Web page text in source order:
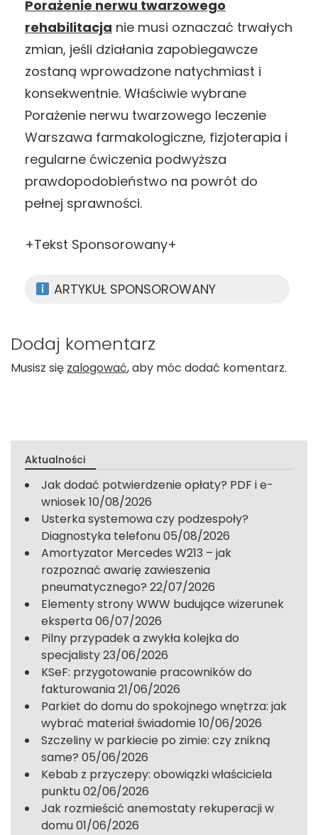
Porażenie nerwu twarzowego
rehabilitacja nie musi oznaczać trwałych
zmian, jeśli działania zapobiegawcze
zostaną wprowadzone natychmiast i
konsekwentnie. Właściwie wybrane
Porażenie nerwu twarzowego leczenie
Warszawa farmakologiczne, fizjoterapia i
regularne ćwiczenia podwyższa
prawdopodobieństwo na powrót do
pełnej sprawności.
+Tekst Sponsorowany+
ARTYKUŁ SPONSOROWANY
Dodaj komentarz
Musisz się zalogować, aby móc dodać komentarz.
Aktualności
Jak dodać potwierdzenie opłaty? PDF i e-
wniosek10/08/2026
Usterka systemowa czy podzespoły?
Diagnostyka telefonu05/08/2026
Amortyzator Mercedes W213 – jak
rozpoznać awarię zawieszenia
pneumatycznego? 22/07/2026
Elementy strony WWW budujące wizerunek
eksperta06/07/2026
Pilny przypadek a zwykła kolejka do
specjalisty23/06/2026
KSeF: przygotowanie pracowników do
fakturowania21/06/2026
Parkiet do domu do spokojnego wnętrza: jak
wybrać materiał świadomie 10/06/2026
Szczeliny w parkiecie po zimie: czy znikną
same? 05/06/2026
Kebab z przyczepy: obowiązki właściciela
punktu02/06/2026
Jak rozmieścić anemostaty rekuperacji w
domu01/06/2026